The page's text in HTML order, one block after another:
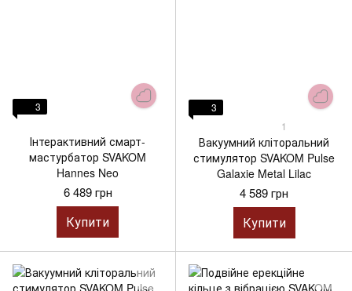
3
Інтерактивний смарт-
мастурбатор SVAKOM
Hannes Neo
6 489 грн
Купити
3
1
Вакуумний кліторальний
стимулятор SVAKOM Pulse
Galaxie Metal Lilac
4 589 грн
Купити